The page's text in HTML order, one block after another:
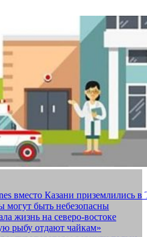
вместо Казани приземлились в
могут быть небезопасны
жизнь на северо-востоке
рыбу отдают чайкам»